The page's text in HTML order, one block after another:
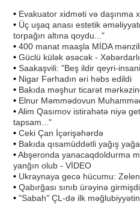
• Evakuator xidməti və daşınma
• Üç uşaq anası estetik
torpağın altına qoydu..."
• 400 manat maaşla MİDA
• Güclü külək əsəcək -
• Saakaşvili: "Beş ildir qeyri-
• Nigar Fərhadın əri həbs edildi
• Bakıda məşhur ticarət
• Elnur Məmmədovun
•Alim Qasımov istirahətə niyə
tapsam..."
• Ceki Çan İçərişəhərdə
• Bakıda qısamüddətli yağış
•Abşeronda yanacaqdoldurma
yanğın olub - VİDEO
• Ukraynaya gecə hücumu:
• Qabırğası sınıb ürəyinə
• "Sabah" ÇL-də ilk